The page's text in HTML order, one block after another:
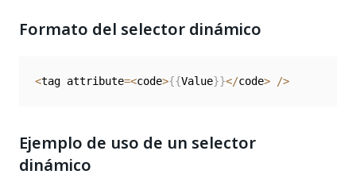
Formato del selector dinámico
<tag attribute=<code>{{Value}}</code> />
Ejemplo de uso de un selector
dinámico